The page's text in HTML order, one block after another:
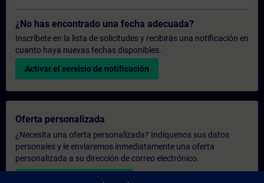
¿No has encontrado una fecha adecuada?
Inscríbete en la lista de solicitudes y recibirás una notificación en
cuanto haya nuevas fechas disponibles.
Activar el servicio de notificación
Oferta personalizada
¿Necesita una oferta personalizada? Indíquenos sus datos
personales y le enviaremos inmediatamente una oferta
personalizada a su dirección de correo electrónico.
Enviar una oferta personal